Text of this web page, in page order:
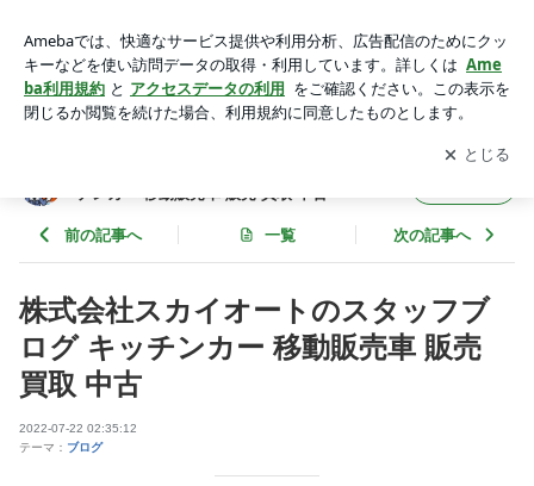
売車 販売 買取 中古 | 株式会社スカイオートのスタッフブログ
キッチンカー 移動販売車 販売 買取 中古
アプリをダウンロードして ブログの更新通知
を受け取りまし
ょう。
開く
チンカー 移動販売車 販売 買取 中古
前の記事へ 一覧 次の記事へ
株式会社スカイオートのスタッフブ
ログ キッチンカー 移動販売車 販売
買取 中古
2022-07-22 02:35:12
テーマ： ブログ